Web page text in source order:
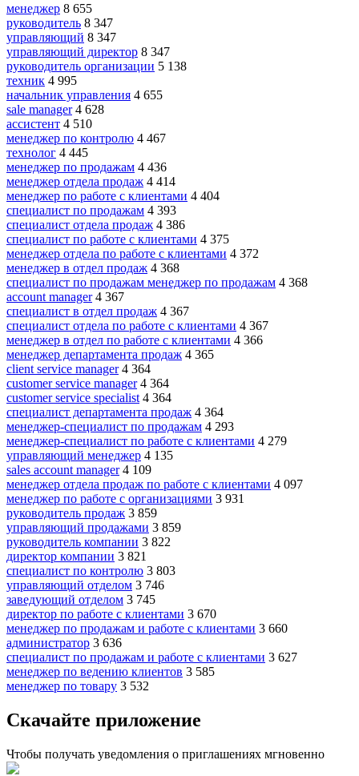
менеджер 8 655
руководитель 8 347
управляющий 8 347
управляющий директор 8 347
руководитель организации 5 138
техник 4 995
начальник управления 4 655
sale manager 4 628
ассистент 4 510
менеджер по контролю 4 467
технолог 4 445
менеджер по продажам 4 436
менеджер отдела продаж 4 414
менеджер по работе с клиентами 4 404
специалист по продажам 4 393
специалист отдела продаж 4 386
специалист по работе с клиентами 4 375
менеджер отдела по работе с клиентами 4 372
менеджер в отдел продаж 4 368
специалист по продажам менеджер по продажам 4 368
account manager 4 367
специалист в отдел продаж 4 367
специалист отдела по работе с клиентами 4 367
менеджер в отдел по работе с клиентами 4 366
менеджер департамента продаж 4 365
client service manager 4 364
customer service manager 4 364
customer service specialist 4 364
специалист департамента продаж 4 364
менеджер-специалист по продажам 4 293
менеджер-специалист по работе с клиентами 4 279
управляющий менеджер 4 135
sales account manager 4 109
менеджер отдела продаж по работе с клиентами 4 097
менеджер по работе с организациями 3 931
руководитель продаж 3 859
управляющий продажами 3 859
руководитель компании 3 822
директор компании 3 821
специалист по контролю 3 803
управляющий отделом 3 746
заведующий отделом 3 745
директор по работе с клиентами 3 670
менеджер по продажам и работе с клиентами 3 660
администратор 3 636
специалист по продажам и работе с клиентами 3 627
менеджер по ведению клиентов 3 585
менеджер по товару 3 532
Скачайте приложение
Чтобы получать уведомления о приглашениях мгновенно